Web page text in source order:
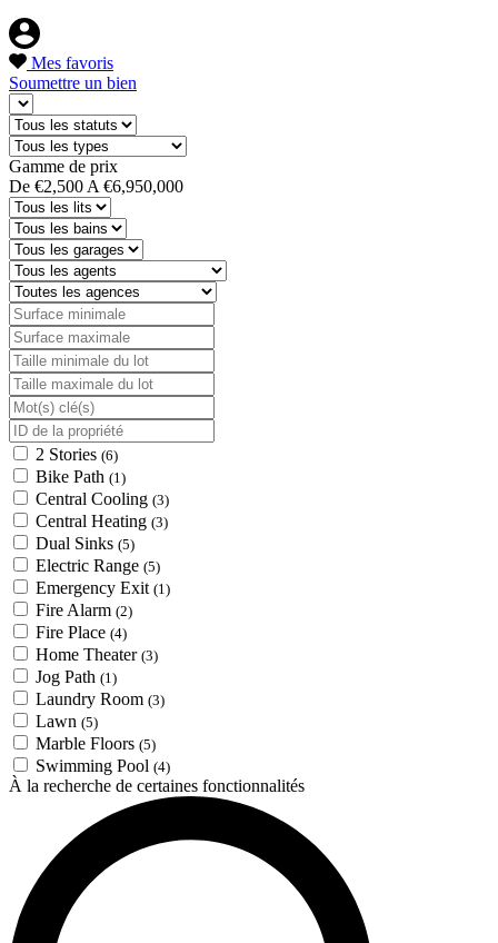
Mes favoris
Soumettre un bien
Gamme de prix
De €2,500 A €6,950,000
2 Stories (6)
Bike Path (1)
Central Cooling (3)
Central Heating (3)
Dual Sinks (5)
Electric Range (5)
Emergency Exit (1)
Fire Alarm (2)
Fire Place (4)
Home Theater (3)
Jog Path (1)
Laundry Room (3)
Lawn (5)
Marble Floors (5)
Swimming Pool (4)
À la recherche de certaines fonctionnalités